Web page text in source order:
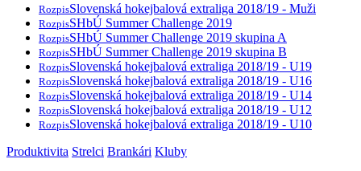
RozpisSlovenská hokejbalová extraliga 2018/19 - Muži
RozpisSHbÚ Summer Challenge 2019
RozpisSHbÚ Summer Challenge 2019 skupina A
RozpisSHbÚ Summer Challenge 2019 skupina B
RozpisSlovenská hokejbalová extraliga 2018/19 - U19
RozpisSlovenská hokejbalová extraliga 2018/19 - U16
RozpisSlovenská hokejbalová extraliga 2018/19 - U14
RozpisSlovenská hokejbalová extraliga 2018/19 - U12
RozpisSlovenská hokejbalová extraliga 2018/19 - U10
Produktivita Strelci Brankári Kluby